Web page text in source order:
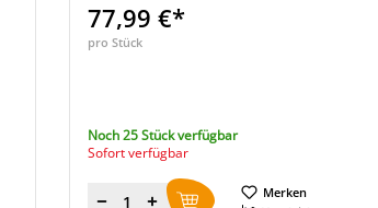
77,99 €*
pro Stück
Noch 25 Stück verfügbar
Sofort verfügbar
Merken